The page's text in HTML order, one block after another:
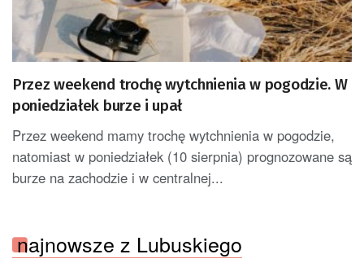
Przez weekend trochę wytchnienia w pogodzie. W
poniedziałek burze i upał
Przez weekend mamy trochę wytchnienia w pogodzie,
natomiast w poniedziałek (10 sierpnia) prognozowane są
burze na zachodzie i w centralnej...
najnowsze z Lubuskiego